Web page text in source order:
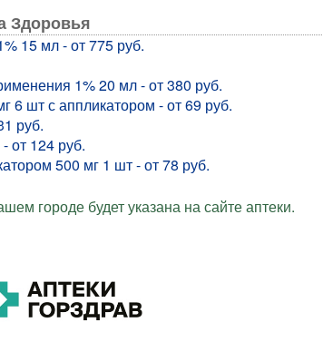
Здоровья
15 мл - от 775 руб.
1% 20 мл - от 380 руб.
6 шт с аппликатором - от 69 руб.
руб.
от 124 руб.
500 мг 1 шт - от 78 руб.
городе будет указана на сайте аптеки.